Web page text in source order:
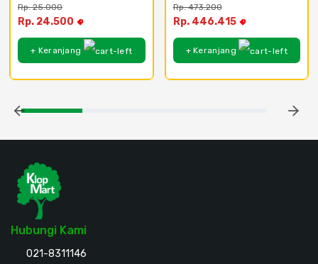
Rp. 25.000
Rp. 24.500
+ Keranjang
Rp. 473.200
Rp. 446.415
+ Keranjang
Hubungi Kami
021-8311146